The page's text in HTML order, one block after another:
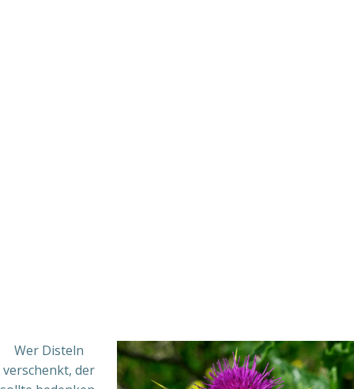
Wer Disteln
verschenkt, der